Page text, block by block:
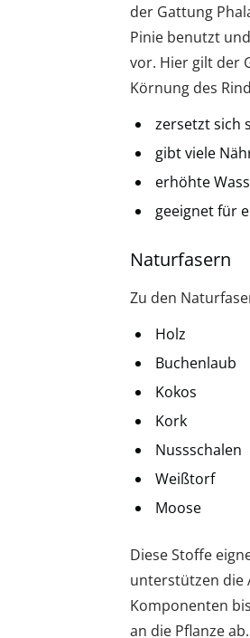
der Gattung
Pinie benutzt
vor. Hier gilt der
Körnung des
zersetzt sich
gibt viele
erhöhte
geeignet für
Naturfasern
Zu den
Holz
Buchenlaub
Kokos
Kork
Nussschalen
Weißtorf
Moose
Diese Stoffe
unterstützen die
Komponenten
an die Pflanze